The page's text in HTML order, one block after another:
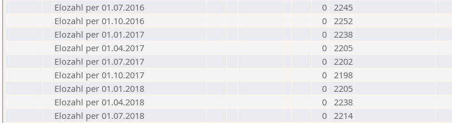
Elozahl per 01.07.2016
0 2245
Elozahl per 01.10.2016
0 2252
Elozahl per 01.01.2017
0 2238
Elozahl per 01.04.2017
0 2205
Elozahl per 01.07.2017
0 2202
Elozahl per 01.10.2017
0 2198
Elozahl per 01.01.2018
0 2205
Elozahl per 01.04.2018
0 2238
Elozahl per 01.07.2018
0 2214